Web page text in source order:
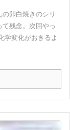
卵白焼きのシリ
残念。次回やっ
学変化がおきるよ